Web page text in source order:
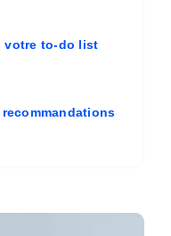
votre to-do list